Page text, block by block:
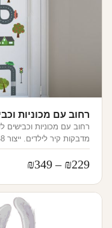
רחוב עם מכוניות
רחוב עם מכוניות וכבישים
מדבקות קיר לילדים. ייצור 48 שעות, חי…
₪229
–
₪349
עד